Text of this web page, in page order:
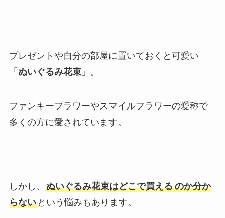
プレゼントや自分の部屋に置いておくと可愛い
「 ぬいぐるみ花束」。
ファンキーフラワーやスマイルフラワーの愛称で
多くの方に愛されています。
しかし、 ぬいぐるみ花束はどこで買える のか分か
らないという悩みもあります。